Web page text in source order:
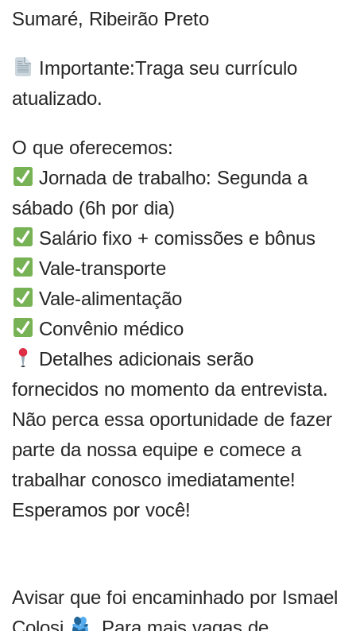
Sumaré, Ribeirão Preto
Importante:Traga seu currículo
atualizado.
O que oferecemos:
Jornada de trabalho: Segunda a
sábado (6h por dia)
Salário fixo + comissões e bônus
Vale-transporte
Vale-alimentação
Convênio médico
Detalhes adicionais serão
fornecidos no momento da entrevista.
Não perca essa oportunidade de fazer
parte da nossa equipe e comece a
trabalhar conosco imediatamente!
Esperamos por você!
Avisar que foi encaminhado por Ismael